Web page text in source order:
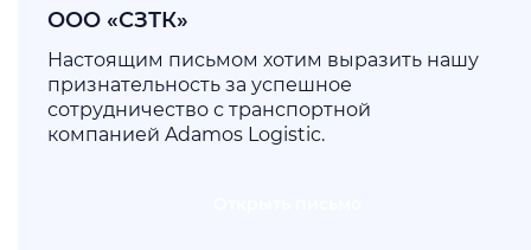
ООО «СЗТК»
Настоящим письмом хотим выразить нашу
признательность за успешное
сотрудничество с транспортной
компанией Adamos Logistic.